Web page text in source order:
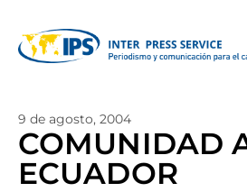
9 de agosto, 2004
COMUNIDAD
ECUADOR